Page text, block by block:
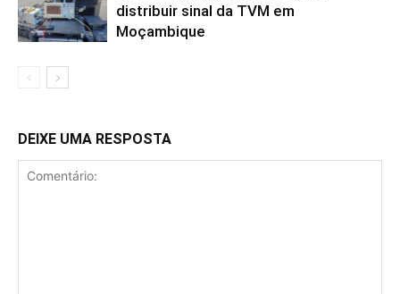
distribuir sinal da TVM em
Moçambique
DEIXE UMA RESPOSTA